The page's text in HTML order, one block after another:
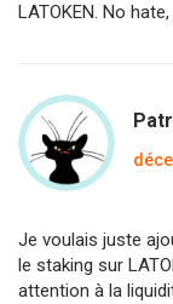
LATOKEN. No
Je voulais juste
le staking sur
attention à la